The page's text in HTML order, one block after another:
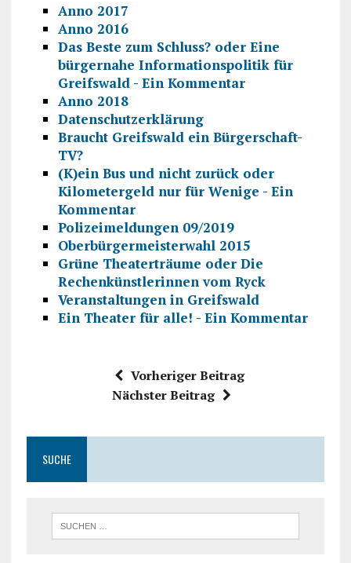
Anno 2017
Anno 2016
Das Beste zum Schluss? oder Eine
bürgernahe Informationspolitik für
Greifswald - Ein Kommentar
Anno 2018
Datenschutzerklärung
Braucht Greifswald ein Bürgerschaft-
TV?
(K)ein Bus und nicht zurück oder
Kilometergeld nur für Wenige - Ein
Kommentar
Polizeimeldungen 09/2019
Oberbürgermeisterwahl 2015
Grüne Theaterträume oder Die
Rechenkünstlerinnen vom Ryck
Veranstaltungen in Greifswald
Ein Theater für alle! - Ein Kommentar
Vorheriger Beitrag
Nächster Beitrag
SUCHE